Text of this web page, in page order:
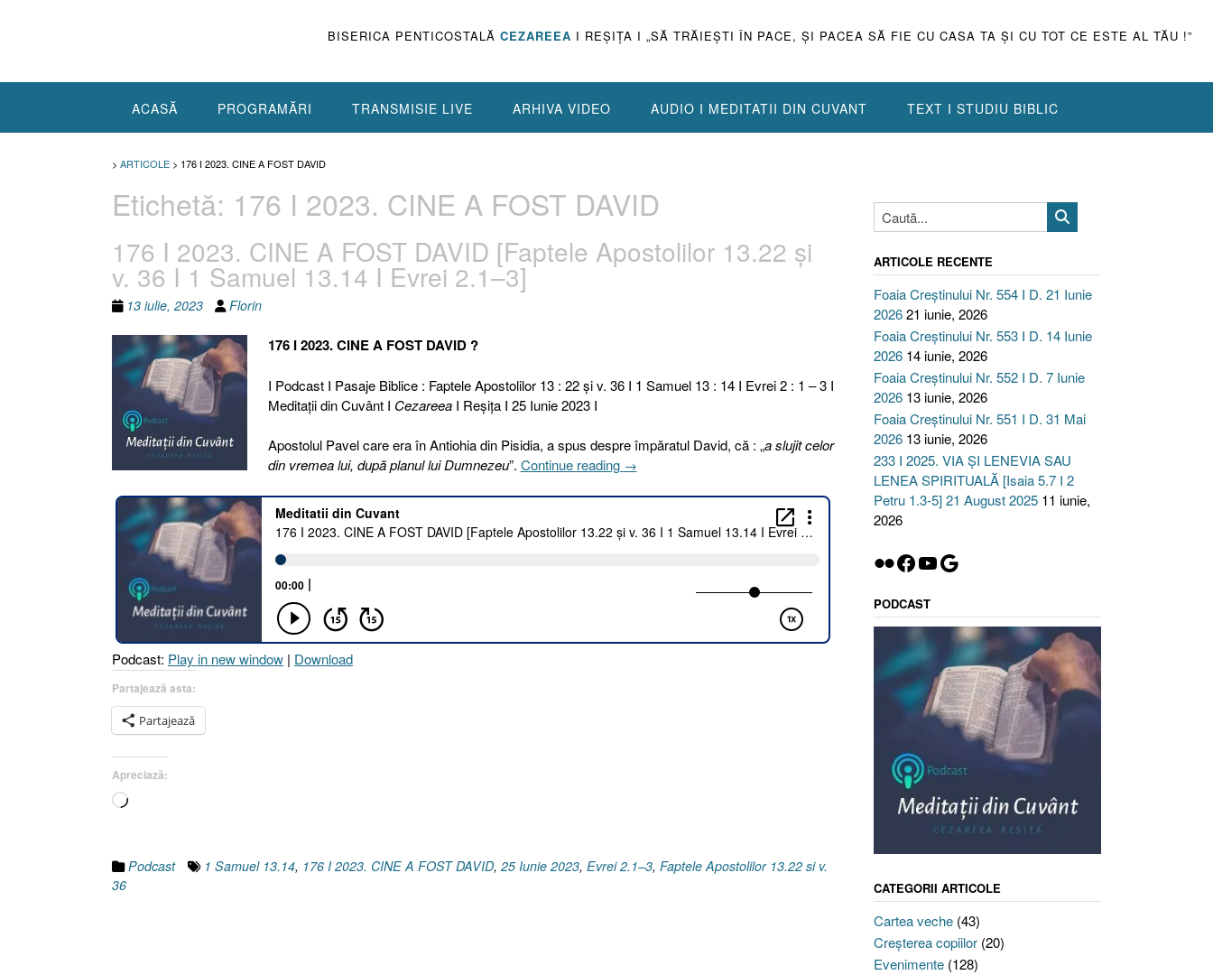
BISERICA PENTICOSTALĂ CEZAREEA I REŞIŢA I „SĂ TRĂIEŞTI ÎN PACE, ŞI PACEA SĂ FIE CU CASA TA ŞI CU TOT CE ESTE AL TĂU !”
ACASĂ PROGRAMĂRI TRANSMISIE LIVE ARHIVA VIDEO AUDIO I MEDITATII DIN CUVANT TEXT I STUDIU BIBLIC
> ARTICOLE > 176 I 2023. CINE A FOST DAVID
Etichetă: 176 I 2023. CINE A FOST DAVID
176 I 2023. CINE A FOST DAVID [Faptele Apostolilor 13.22 și
v. 36 I 1 Samuel 13.14 I Evrei 2.1–3]
13 iulie, 2023 Florin
176 I 2023. CINE A FOST DAVID ?
I Podcast I Pasaje Biblice : Faptele Apostolilor 13 : 22 și v. 36 I 1 Samuel 13 : 14 I Evrei 2 : 1 – 3 I
Meditaţii din Cuvânt I CezareeaI Reşiţa I 25 Iunie 2023 I
Apostolul Pavel care era în Antiohia din Pisidia, a spus despre împăratul David, că : „a slujit celor
din vremea lui, după planul lui Dumnezeu”. Continue reading „176
2023.
A
13.22
3]”
→
Podcast: Play in new window | Download
Partajează asta:
Partajează
Apreciază:
Încarc...
Podcast 1 Samuel 13.14, 176 I 2023. CINE A FOST DAVID, 25 Iunie 2023, Evrei 2.1–3, Faptele Apostolilor 13.22 si v.
36
ARTICOLE RECENTE
Foaia Creștinului Nr. 554 I D. 21 Iunie
202621 iunie, 2026
Foaia Creștinului Nr. 553 I D. 14 Iunie
2026 14 iunie, 2026
Foaia Creștinului Nr. 552 I D. 7 Iunie
2026 13 iunie, 2026
Foaia Creștinului Nr. 551 I D. 31 Mai
2026 13 iunie, 2026
233 I 2025. VIA ȘI LENEVIA SAU
LENEA SPIRITUALĂ [Isaia 5.7 I 2
Petru 1.3-5] 21 August 2025 11 iunie,
2026
Flickr
Facebook
YouTube
Google
PODCAST
CATEGORII ARTICOLE
Cartea veche(43)
Creşterea copiilor(20)
Evenimente(128)